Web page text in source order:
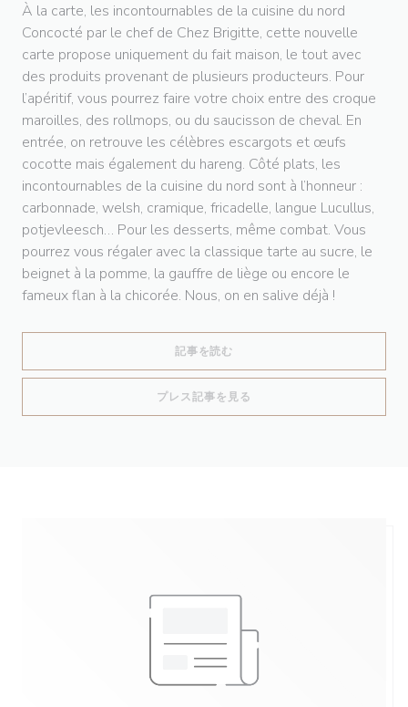
À la carte, les incontournables de la cuisine du nord
Concocté par le chef de Chez Brigitte, cette nouvelle
carte propose uniquement du fait maison, le tout avec
des produits provenant de plusieurs producteurs. Pour
l’apéritif, vous pourrez faire votre choix entre des croque
maroilles, des rollmops, ou du saucisson de cheval. En
entrée, on retrouve les célèbres escargots et œufs
cocotte mais également du hareng. Côté plats, les
incontournables de la cuisine du nord sont à l’honneur :
carbonnade, welsh, cramique, fricadelle, langue Lucullus,
potjevleesch… Pour les desserts, même combat. Vous
pourrez vous régaler avec la classique tarte au sucre, le
beignet à la pomme, la gauffre de liège ou encore le
fameux flan à la chicorée. Nous, on en salive déjà !
記事を読む
プレス記事を見る